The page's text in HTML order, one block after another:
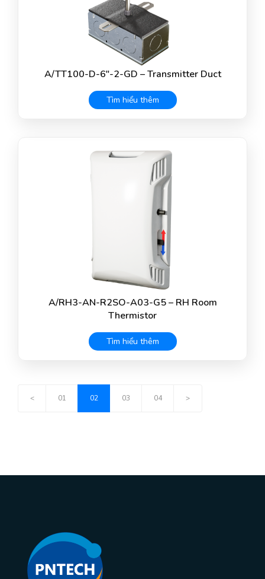
A/TT100-D-6″-2-GD – Transmitter Duct
Tìm hiểu thêm
A/RH3-AN-R2SO-A03-G5 – RH Room
Thermistor
Tìm hiểu thêm
< 01 02 03 04 >